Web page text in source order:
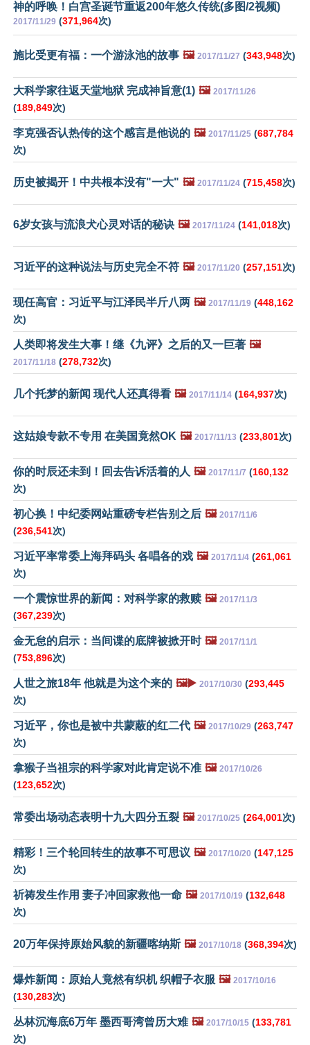
神的呼唤！白宫圣诞节重返200年悠久传统(多图/2视频)
2017/11/29 (371,964次)
施比受更有福：一个游泳池的故事 🖼️ 2017/11/27 (343,948次)
大科学家往返天堂地狱 完成神旨意(1) 🖼️ 2017/11/26
(189,849次)
李克强否认热传的这个感言是他说的 🖼️ 2017/11/25 (687,784
次)
历史被揭开！中共根本没有"一大" 🖼️ 2017/11/24 (715,458次)
6岁女孩与流浪犬心灵对话的秘诀 🖼️ 2017/11/24 (141,018次)
习近平的这种说法与历史完全不符 🖼️ 2017/11/20 (257,151次)
现任高官：习近平与江泽民半斤八两 🖼️ 2017/11/19 (448,162
次)
人类即将发生大事！继《九评》之后的又一巨著 🖼️
2017/11/18 (278,732次)
几个托梦的新闻 现代人还真得看 🖼️ 2017/11/14 (164,937次)
这姑娘专款不专用 在美国竟然OK 🖼️ 2017/11/13 (233,801次)
你的时辰还未到！回去告诉活着的人 🖼️ 2017/11/7 (160,132
次)
初心换！中纪委网站重磅专栏告别之后 🖼️ 2017/11/6
(236,541次)
习近平率常委上海拜码头 各唱各的戏 🖼️ 2017/11/4 (261,061
次)
一个震惊世界的新闻：对科学家的救赎 🖼️ 2017/11/3
(367,239次)
金无怠的启示：当间谍的底牌被掀开时 🖼️ 2017/11/1
(753,896次)
人世之旅18年 他就是为这个来的 🖼️▶️ 2017/10/30 (293,445
次)
习近平，你也是被中共蒙蔽的红二代 🖼️ 2017/10/29 (263,747
次)
拿猴子当祖宗的科学家对此肯定说不准 🖼️ 2017/10/26
(123,652次)
常委出场动态表明十九大四分五裂 🖼️ 2017/10/25 (264,001次)
精彩！三个轮回转生的故事不可思议 🖼️ 2017/10/20 (147,125
次)
祈祷发生作用 妻子冲回家救他一命 🖼️ 2017/10/19 (132,648
次)
20万年保持原始风貌的新疆喀纳斯 🖼️ 2017/10/18 (368,394次)
爆炸新闻：原始人竟然有织机 织帽子衣服 🖼️ 2017/10/16
(130,283次)
丛林沉海底6万年 墨西哥湾曾历大难 🖼️ 2017/10/15 (133,781
次)